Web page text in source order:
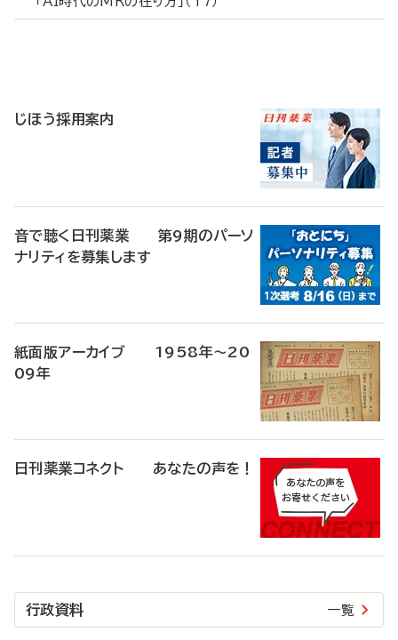
じほう採用案内
音で聴く日刊薬業 第9期のパーソ
ナリティを募集します
紙面版アーカイブ 1958年～20
09年
日刊薬業コネクト あなたの声を！
行政資料 一覧